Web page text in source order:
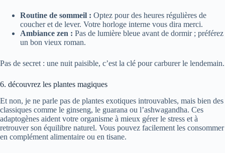
Routine de sommeil : Optez pour des heures régulières de
coucher et de lever. Votre horloge interne vous dira merci.
Ambiance zen : Pas de lumière bleue avant de dormir ; préférez
un bon vieux roman.
Pas de secret : une nuit paisible, c’est la clé pour carburer le lendemain.
6. découvrez les plantes magiques
Et non, je ne parle pas de plantes exotiques introuvables, mais bien des
classiques comme le ginseng, le guarana ou l’ashwagandha. Ces
adaptogènes aident votre organisme à mieux gérer le stress et à
retrouver son équilibre naturel. Vous pouvez facilement les consommer
en complément alimentaire ou en tisane.